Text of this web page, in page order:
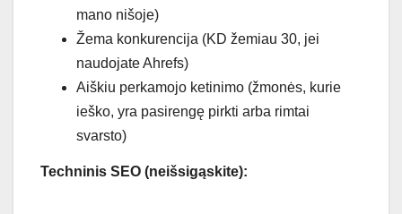
mano nišoje)
Žema konkurencija (KD žemiau 30, jei
naudojate Ahrefs)
Aiškiu perkamojo ketinimo (žmonės, kurie
ieško, yra pasirengę pirkti arba rimtai
svarsto)
Techninis SEO (neišsigąskite):